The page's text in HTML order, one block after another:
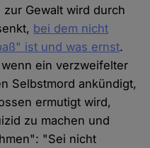
Gewalt wird durch
bei dem nicht
ist und was ernst.
ein verzweifelter
Selbstmord ankündigt,
ermutigt wird,
zu machen und
"Sei nicht